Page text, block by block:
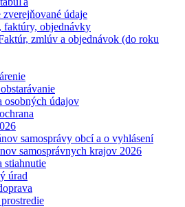
zverejňované údaje
faktúry, objednávky
zmlúv a objednávok (do roku
osobných údajov
samosprávy obcí a o vyhlásení
samosprávnych krajov 2026
stiahnutie
úrad